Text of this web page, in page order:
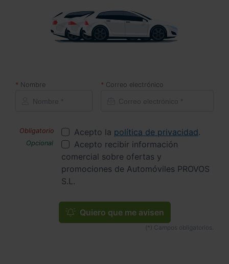
Nombre Correo electrónico
Acepto la política de privacidad.
Acepto recibir información
comercial sobre ofertas y
promociones de Automóviles PROVOS
S.L.
Quiero que me avisen